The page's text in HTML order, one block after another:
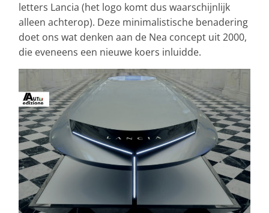
letters Lancia (het logo komt dus waarschijnlijk
alleen achterop). Deze minimalistische benadering
doet ons wat denken aan de Nea concept uit 2000,
die eveneens een nieuwe koers inluidde.